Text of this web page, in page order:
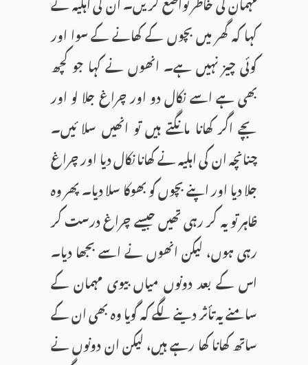
کہا کہ گھر میں بچوں کے کھانے کے سوا اور
کوئی چیز نہیں ہے۔ انھوں نے کہا جو کچھ
بھی ہے اسے نکال دو اور چراغ جلا لو اور
بچے اگر کھانا مانگتے ہیں تو انھیں سلا ئیں۔
چنانچہ ان کی اہلیہ نے کھانا نکال دیا اور چراغ
جلا دیا اور اپنے بچوں کو بھوکا سلا دیا۔ پھر وہ
ظاہر تو یہ کر رہی تھیں جیسے چراغ درست کر
رہی ہوں، لیکن انھوں نے اسے بجھا دیا۔
اس کے بعد دونوں میاں بیوی مہمان کے
سامنے یہ تأثر دینے لگے کہ گویا وہ بھی ان کے
ساتھ کھانا کھا رہے ہیں، لیکن ان دونوں نے